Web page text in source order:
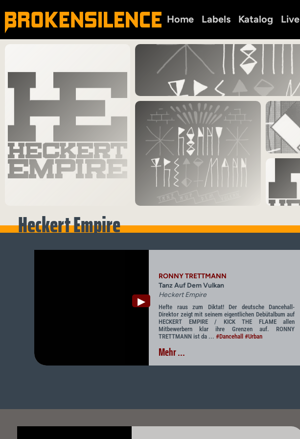
Home Labels Katalog Live
Heckert Empire
▶
RONNY TRETTMANN
Tanz Auf Dem Vulkan
Heckert Empire
Hefte raus zum Diktat! Der deutsche Dancehall-
Direktor zeigt mit seinem eigentlichen Debütalbum auf
HECKERT EMPIRE / KICK THE FLAME allen
Mitbewerbern klar ihre Grenzen auf. RONNY
TRETTMANN ist da ... #Dancehall #Urban
Mehr ...